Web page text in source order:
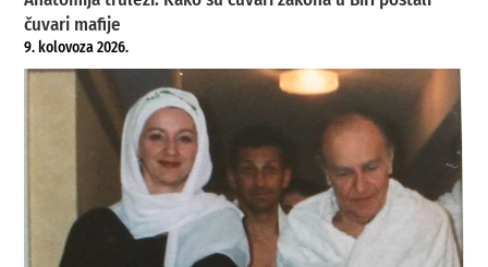
čuvari mafije
9. kolovoza 2026.